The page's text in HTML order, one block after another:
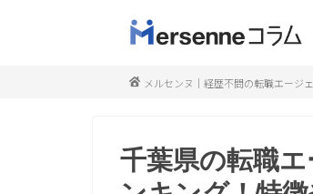
メルセンヌ｜経歴不問の転職エージ
千葉県の転職